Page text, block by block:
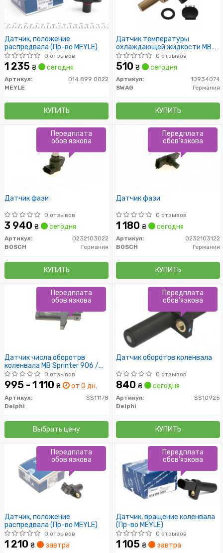
Датчик, положение
распредвала (Пр-во MEYLE)
0 отзывов
1 235 ₴ сегодня
Артикул:
014 899 0022
MEYLE
КУПИТЬ
Датчик температуры
охлаждающей жидкости MB
Sprinter, Vito0 отзывов
510 ₴ сегодня
Артикул:
10934074
SWAG
Германия
КУПИТЬ
Датчик фази
0 отзывов
3 940 ₴ сегодня
Артикул:
0232103022
BOSCH
Германия
КУПИТЬ
Передплата
обов'язкова
Датчик фази
0 отзывов
1 180 ₴ сегодня
Артикул:
0232103122
BOSCH
Германия
КУПИТЬ
Передплата
обов'язкова
Датчик числа оборотов
коленвала MB Sprinter 906 /
Vito 639 (OM 642)
0 отзывов
995 - 1 110 ₴ от 0 дн.
Артикул:
SS11178
Delphi
Выбрать цену
Передплата
обов'язкова
Датчик оборотов коленвала
0 отзывов
840 ₴ сегодня
Артикул:
SS10925
Delphi
КУПИТЬ
Передплата
обов'язкова
Датчик, положение
распредвала (Пр-во MEYLE)
0 отзывов
1 210 ₴ завтра
Передплата
обов'язкова
Датчик, вращение коленвала
(Пр-во MEYLE)
0 отзывов
1 105 ₴ завтра
Передплата
обов'язкова